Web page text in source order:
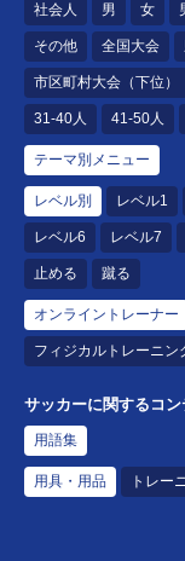
社会人 男 女
その他 全国大会
市区町村大会（下位）
31-40人 41-50人
テーマ別メニュー
レベル別 レベル1
レベル6 レベル7
止める 蹴る
オンライントレーナー
フィジカルトレーニン
サッカーに関するコン
用語集
用具・用品 トレー